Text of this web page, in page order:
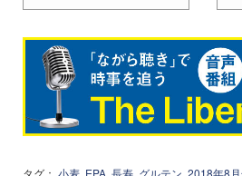
タグ： 小麦 EPA 長寿 グルテン 2018年8